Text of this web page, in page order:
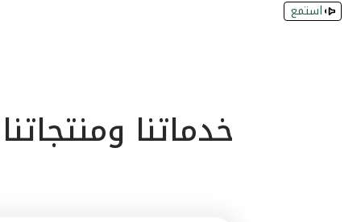
استمع
خدماتنا ومنتجاتنا